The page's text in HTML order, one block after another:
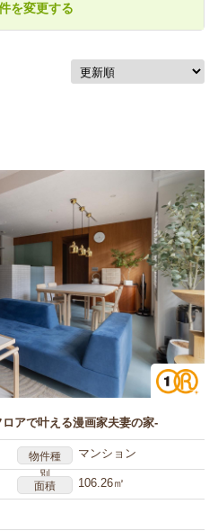
を変更する
アで叶える漫画家夫妻の家-
物件種
別
マンション
面積 106.26㎡